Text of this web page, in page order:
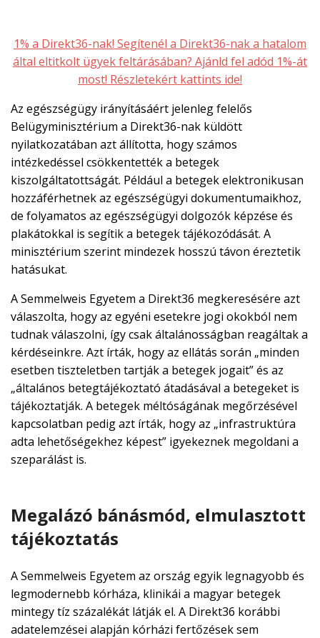
1% a Direkt36-nak! Segítenél a Direkt36-nak a hatalom
által eltitkolt ügyek feltárásában? Ajánld fel adód 1%-át
most! Részletekért kattints ide!
Az egészségügy irányításáért jelenleg felelős
Belügyminisztérium a Direkt36-nak küldött
nyilatkozatában azt állította, hogy számos
intézkedéssel csökkentették a betegek
kiszolgáltatottságát. Például a betegek elektronikusan
hozzáférhetnek az egészségügyi dokumentumaikhoz,
de folyamatos az egészségügyi dolgozók képzése és
plakátokkal is segítik a betegek tájékozódását. A
minisztérium szerint mindezek hosszú távon éreztetik
hatásukat.
A Semmelweis Egyetem a Direkt36 megkeresésére azt
válaszolta, hogy az egyéni esetekre jogi okokból nem
tudnak válaszolni, így csak általánosságban reagáltak a
kérdéseinkre. Azt írták, hogy az ellátás során „minden
esetben tiszteletben tartják a betegek jogait” és az
„általános betegtájékoztató átadásával a betegeket is
tájékoztatják. A betegek méltóságának megőrzésével
kapcsolatban pedig azt írták, hogy az „infrastruktúra
adta lehetőségekhez képest” igyekeznek megoldani a
szeparálást is.
Megalázó bánásmód, elmulasztott
tájékoztatás
A Semmelweis Egyetem az ország egyik legnagyobb és
legmodernebb kórháza, klinikái a magyar betegek
mintegy tíz százalékát látják el. A Direkt36 korábbi
adatelemzései alapján kórházi fertőzések sem